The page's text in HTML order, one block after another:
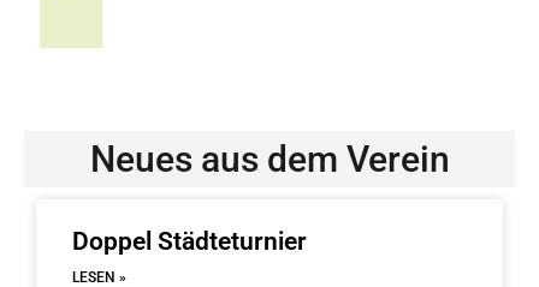
Neues aus dem Verein
Doppel Städteturnier
LESEN »